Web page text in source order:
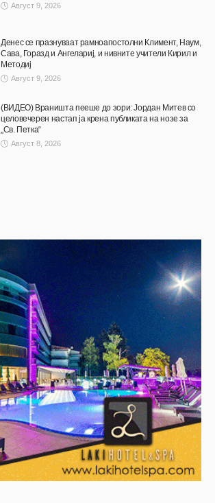
Август 9, 2026
Денес се празнуваат рамноапостолни Климент, Наум,
Сава, Горазд и Ангелариј, и нивните учители Кирил и
Методиј
Август 9, 2026
(ВИДЕО) Враништа пееше до зори: Јордан Митев со
целовечерен настап ја крена публиката на нозе за
„Св. Петка“
Август 8, 2026